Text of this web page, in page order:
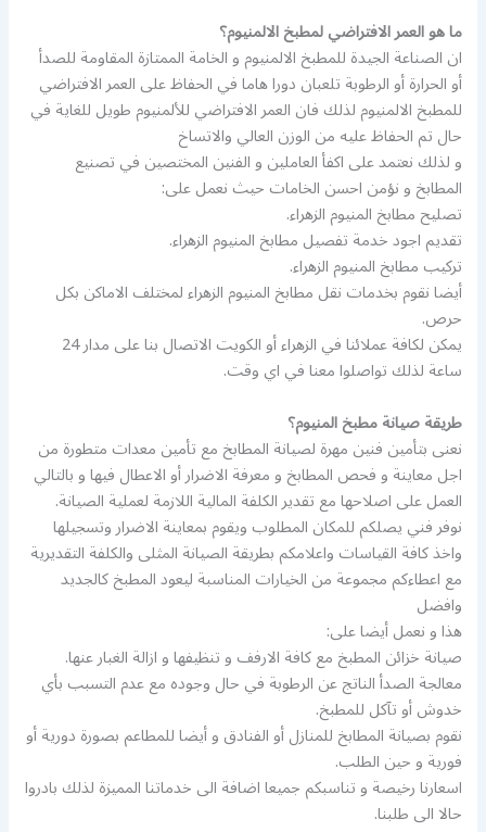
ما هو العمر الافتراضي لمطبخ الالمنيوم؟
ان الصناعة الجيدة للمطبخ الالمنيوم و الخامة الممتازة المقاومة للصدأ
أو الحرارة أو الرطوبة تلعبان دورا هاما في الحفاظ على العمر الافتراضي
للمطبخ الالمنيوم لذلك فان العمر الافتراضي للألمنيوم طويل للغاية في
حال تم الحفاظ عليه من الوزن العالي والاتساخ
و لذلك نعتمد على اكفأ العاملين و الفنين المختصين في تصنيع
المطابخ و نؤمن احسن الخامات حيث نعمل على:
تصليح مطابخ المنيوم الزهراء.
تقديم اجود خدمة تفصيل مطابخ المنيوم الزهراء.
تركيب مطابخ المنيوم الزهراء.
أيضا نقوم بخدمات نقل مطابخ المنيوم الزهراء لمختلف الاماكن بكل
حرص.
يمكن لكافة عملائنا في الزهراء أو الكويت الاتصال بنا على مدار 24
ساعة لذلك تواصلوا معنا في اي وقت.
طريقة صيانة مطبخ المنيوم؟
نعنى بتأمين فنين مهرة لصيانة المطابخ مع تأمين معدات متطورة من
اجل معاينة و فحص المطابخ و معرفة الاضرار أو الاعطال فيها و بالتالي
العمل على اصلاحها مع تقدير الكلفة المالية اللازمة لعملية الصيانة.
نوفر فني يصلكم للمكان المطلوب ويقوم بمعاينة الاضرار وتسجيلها
واخذ كافة القياسات واعلامكم بطريقة الصيانة المثلى والكلفة التقديرية
مع اعطاءكم مجموعة من الخيارات المناسبة ليعود المطبخ كالجديد
وافضل
هذا و نعمل أيضا على:
صيانة خزائن المطبخ مع كافة الارفف و تنظيفها و ازالة الغبار عنها.
معالجة الصدأ الناتج عن الرطوبة في حال وجوده مع عدم التسبب بأي
خدوش أو تآكل للمطبخ.
نقوم بصيانة المطابخ للمنازل أو الفنادق و أيضا للمطاعم بصورة دورية أو
فورية و حين الطلب.
اسعارنا رخيصة و تناسبكم جميعا اضافة الى خدماتنا المميزة لذلك بادروا
حالا الى طلبنا.